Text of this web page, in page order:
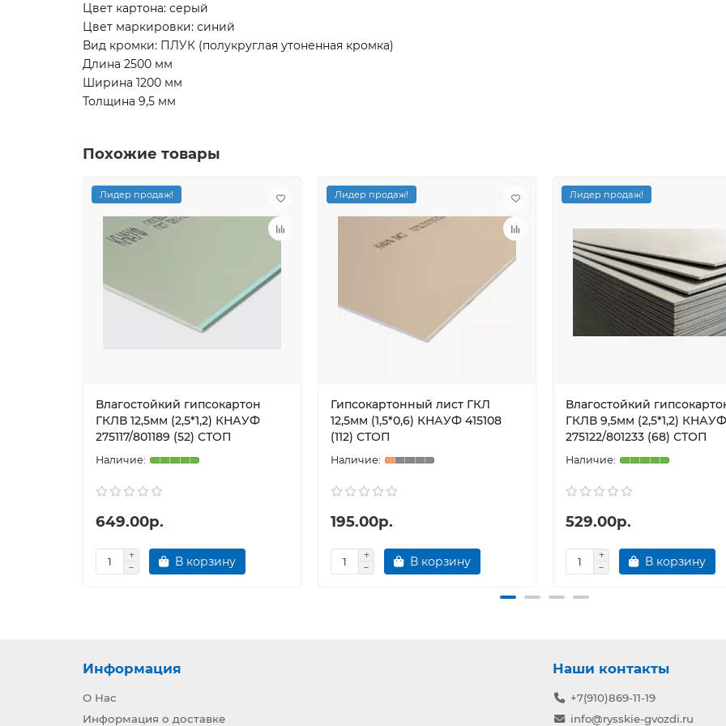
Цвет картона: серый
Цвет маркировки: синий
Вид кромки: ПЛУК (полукруглая утоненная кромка)
Длина 2500 мм
Ширина 1200 мм
Толщина 9,5 мм
Похожие товары
Лидер продаж!
Влагостойкий гипсокартон
ГКЛВ 12,5мм (2,5*1,2) КНАУФ
275117/801189 (52) СТОП
649.00р.
В корзину
Лидер продаж!
Гипсокартонный лист ГКЛ
12,5мм (1,5*0,6) КНАУФ 415108
(112) СТОП
195.00р.
В корзину
Лидер продаж!
Влагостойкий
ГКЛВ 9,5мм (2,5*1,2) КНАУФ
275122/801233 (68) СТОП
529.00р.
В корзину
Информация
О Нас
Информация о доставке
Наши контакты
+7(910)869-11-19
info@rysskie-gvozdi.ru